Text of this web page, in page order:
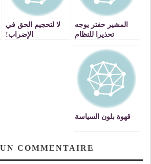
المشير حفتر يوجه
تحذيرا للنظام
بإغلاق الحدود مع
الجزائر ويعتبرها
« خطاًّ أحمر »
لا لتحجيم الحق في
الإضراب!
قهوة بلون السياسة
COMMENTAIRE